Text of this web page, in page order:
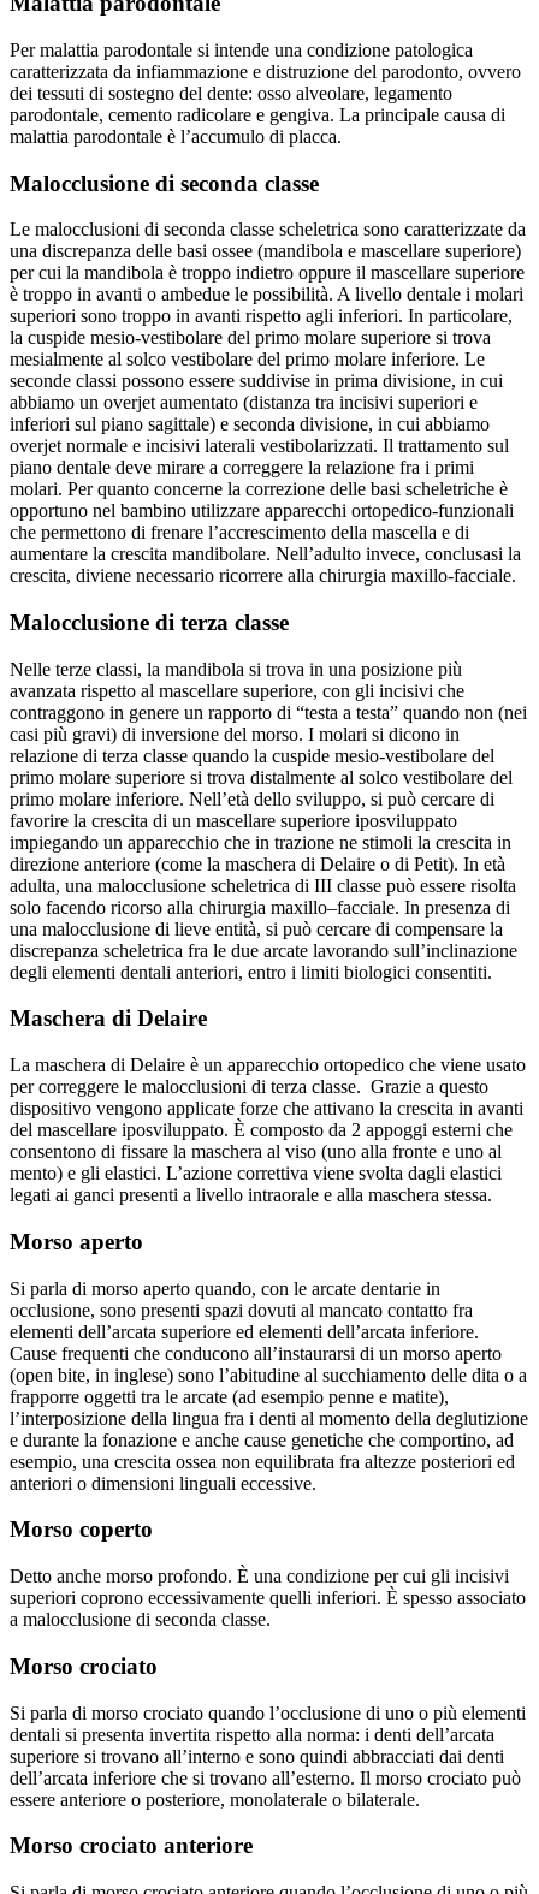
Per malattia parodontale si intende una condizione patologica
caratterizzata da infiammazione e distruzione del parodonto, ovvero
dei tessuti di sostegno del dente: osso alveolare, legamento
parodontale, cemento radicolare e gengiva. La principale causa di
malattia parodontale è l’accumulo di placca.
Malocclusione di seconda classe
Le malocclusioni di seconda classe scheletrica sono caratterizzate da
una discrepanza delle basi ossee (mandibola e mascellare superiore)
per cui la mandibola è troppo indietro oppure il mascellare superiore
è troppo in avanti o ambedue le possibilità. A livello dentale i molari
superiori sono troppo in avanti rispetto agli inferiori. In particolare,
la cuspide mesio-vestibolare del primo molare superiore si trova
mesialmente al solco vestibolare del primo molare inferiore. Le
seconde classi possono essere suddivise in prima divisione, in cui
abbiamo un overjet aumentato (distanza tra incisivi superiori e
inferiori sul piano sagittale) e seconda divisione, in cui abbiamo
overjet normale e incisivi laterali vestibolarizzati. Il trattamento sul
piano dentale deve mirare a correggere la relazione fra i primi
molari. Per quanto concerne la correzione delle basi scheletriche è
opportuno nel bambino utilizzare apparecchi ortopedico-funzionali
che permettono di frenare l’accrescimento della mascella e di
aumentare la crescita mandibolare. Nell’adulto invece, conclusasi la
crescita, diviene necessario ricorrere alla chirurgia maxillo-facciale.
Malocclusione di terza classe
Nelle terze classi, la mandibola si trova in una posizione più
avanzata rispetto al mascellare superiore, con gli incisivi che
contraggono in genere un rapporto di “testa a testa” quando non (nei
casi più gravi) di inversione del morso. I molari si dicono in
relazione di terza classe quando la cuspide mesio-vestibolare del
primo molare superiore si trova distalmente al solco vestibolare del
primo molare inferiore. Nell’età dello sviluppo, si può cercare di
favorire la crescita di un mascellare superiore iposviluppato
impiegando un apparecchio che in trazione ne stimoli la crescita in
direzione anteriore (come la maschera di Delaire o di Petit). In età
adulta, una malocclusione scheletrica di III classe può essere risolta
solo facendo ricorso alla chirurgia maxillo–facciale. In presenza di
una malocclusione di lieve entità, si può cercare di compensare la
discrepanza scheletrica fra le due arcate lavorando sull’inclinazione
degli elementi dentali anteriori, entro i limiti biologici consentiti.
Maschera di Delaire
La maschera di Delaire è un apparecchio ortopedico che viene usato
per correggere le malocclusioni di terza classe. Grazie a questo
dispositivo vengono applicate forze che attivano la crescita in avanti
del mascellare iposviluppato. È composto da 2 appoggi esterni che
consentono di fissare la maschera al viso (uno alla fronte e uno al
mento) e gli elastici. L’azione correttiva viene svolta dagli elastici
legati ai ganci presenti a livello intraorale e alla maschera stessa.
Morso aperto
Si parla di morso aperto quando, con le arcate dentarie in
occlusione, sono presenti spazi dovuti al mancato contatto fra
elementi dell’arcata superiore ed elementi dell’arcata inferiore.
Cause frequenti che conducono all’instaurarsi di un morso aperto
(open bite, in inglese) sono l’abitudine al succhiamento delle dita o a
frapporre oggetti tra le arcate (ad esempio penne e matite),
l’interposizione della lingua fra i denti al momento della deglutizione
e durante la fonazione e anche cause genetiche che comportino, ad
esempio, una crescita ossea non equilibrata fra altezze posteriori ed
anteriori o dimensioni linguali eccessive.
Morso coperto
Detto anche morso profondo. È una condizione per cui gli incisivi
superiori coprono eccessivamente quelli inferiori. È spesso associato
a malocclusione di seconda classe.
Morso crociato
Si parla di morso crociato quando l’occlusione di uno o più elementi
dentali si presenta invertita rispetto alla norma: i denti dell’arcata
superiore si trovano all’interno e sono quindi abbracciati dai denti
dell’arcata inferiore che si trovano all’esterno. Il morso crociato può
essere anteriore o posteriore, monolaterale o bilaterale.
Morso crociato anteriore